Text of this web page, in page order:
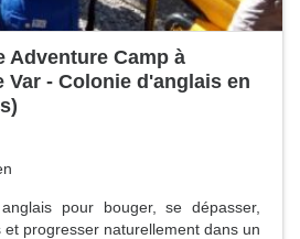
Adventure Camp à
Var - Colonie d'anglais en
pour bouger, se dépasser,
et progresser naturellement dans un